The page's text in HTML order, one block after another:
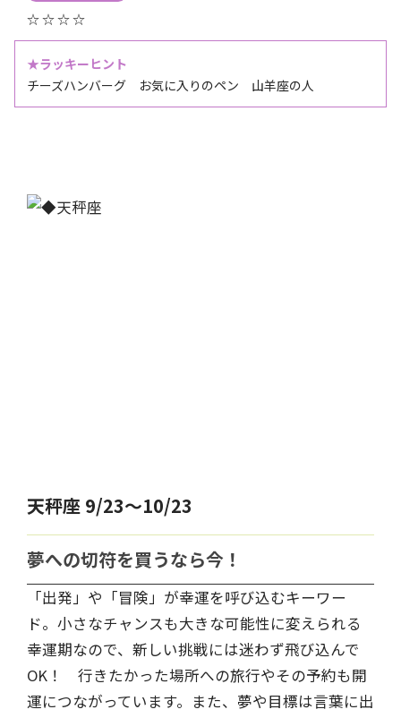
☆ ☆ ☆ ☆
★ラッキーヒント
チーズハンバーグ お気に入りのペン 山羊座の人
天秤座 9/23～10/23
夢への切符を買うなら今！
「出発」や「冒険」が幸運を呼び込むキーワー
ド。小さなチャンスも大きな可能性に変えられる
幸運期なので、新しい挑戦には迷わず飛び込んで
OK！ 行きたかった場所への旅行やその予約も開
運につながっています。また、夢や目標は言葉に出